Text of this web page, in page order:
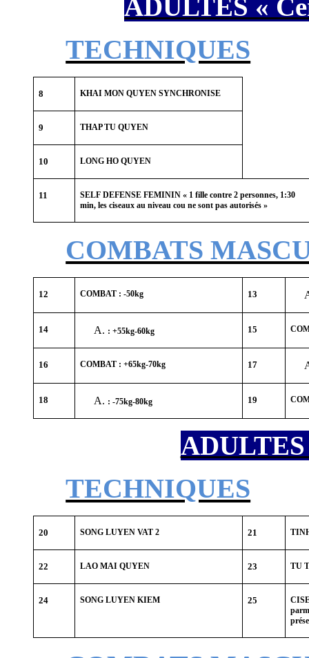
ADULTES «
TECHNIQUES
8 KHAI MON QUYEN SYNCHRONISE
9 THAP TU QUYEN
10 LONG HO QUYEN
11
SELF DEFENSE FEMININ « 1 fille contre 2 personnes, 1:30
min, les ciseaux au niveau cou ne sont pas autorisés »
COMBATS
12 COMBAT : -50kg 13
14 : +55kg-60kg 15
16 COMBAT : +65kg-70kg 17
18 : -75kg-80kg 19
TECHNIQUES
20 SONG LUYEN VAT 2 21
22 LAO MAI QUYEN 23 TU
24 SONG LUYEN KIEM 25